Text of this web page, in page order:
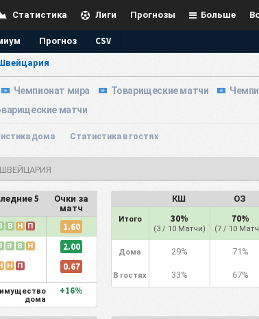
Больше
Прогнозы
Лиги
Статистика
Прогноз
CSV
Чемпионат мира Товарищеские матчи
матчи
дома Статистика в гостях
5
Очки за
матч
В Н П 1.60
В В Н 2.00
Н П 0.67
дома
+16%
КШ ОЗ
Итого 30%
(3 / 10 Матчи)
70%
(7 / 10
Дома 29% 71%
В гостях 33% 67%